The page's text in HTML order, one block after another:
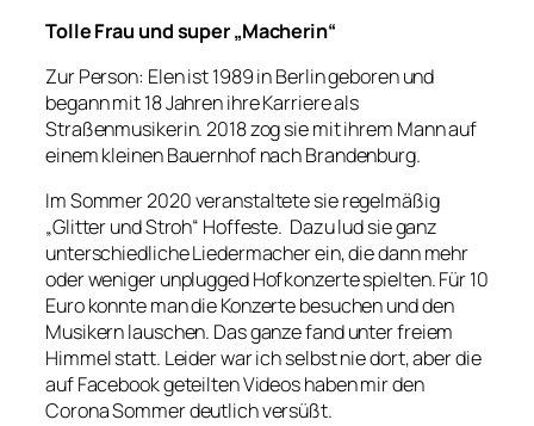
Tolle Frau und super „Macherin“
Zur Person: Elen ist 1989 in Berlin geboren und
begann mit 18 Jahren ihre Karriere als
Straßenmusikerin. 2018 zog sie mit ihrem Mann auf
einem kleinen Bauernhof nach Brandenburg.
Im Sommer 2020 veranstaltete sie regelmäßig
„Glitter und Stroh“ Hoffeste. Dazu lud sie ganz
unterschiedliche Liedermacher ein, die dann mehr
oder weniger unplugged Hofkonzerte spielten. Für 10
Euro konnte man die Konzerte besuchen und den
Musikern lauschen. Das ganze fand unter freiem
Himmel statt. Leider war ich selbst nie dort, aber die
auf Facebook geteilten Videos haben mir den
Corona Sommer deutlich versüßt.